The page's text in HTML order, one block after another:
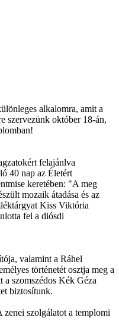
alkalomra, amit a
szervezünk október 18-án,
felajánlva
40 nap az Életért
keretében: "A meg
mozaik átadása és az
Kiss Viktória
fel a diósdi
valamint a Ráhel
történetét osztja meg a
a szomszédos Kék Géza
biztosítunk.
zenei szolgálatot a templomi